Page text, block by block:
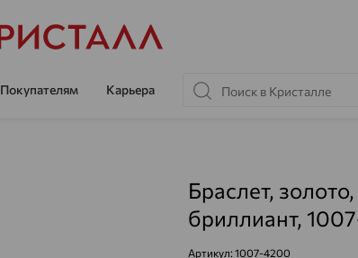
Покупателям Карьера
Браслет, золото,
бриллиант,
Артикул: 1007-4200